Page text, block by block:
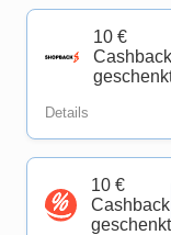
10 €
Cashback
Details
10 €
Cashback
geschenkt